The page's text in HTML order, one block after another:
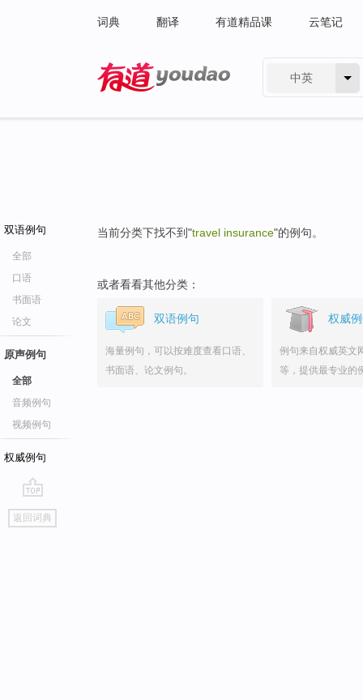
词典 翻译 有道精品课 云笔记
中英
双语例句
全部
口语
书面语
论文
原声例句
全部
音频例句
视频例句
权威例句
go
top
返回词典
当前分类下找不到"travel insurance"的例句。
或者看看其他分类：
双语例句
海量例句，可以按难度查看口语、
书面语、论文例句。
权威
例句来自权威英文
等，提供最专业的